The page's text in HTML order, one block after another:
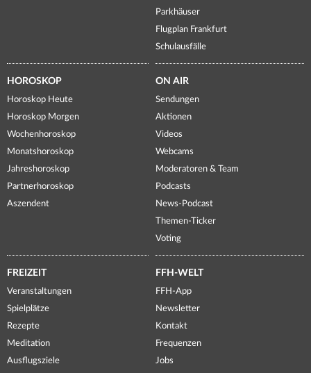
Parkhäuser
Flugplan Frankfurt
Schulausfälle
HOROSKOP
Horoskop Heute
Horoskop Morgen
Wochenhoroskop
Monatshoroskop
Jahreshoroskop
Partnerhoroskop
Aszendent
ON AIR
Sendungen
Aktionen
Videos
Webcams
Moderatoren & Team
Podcasts
News-Podcast
Themen-Ticker
Voting
FREIZEIT
Veranstaltungen
Spielplätze
Rezepte
Meditation
Ausflugsziele
FFH-WELT
FFH-App
Newsletter
Kontakt
Frequenzen
Jobs